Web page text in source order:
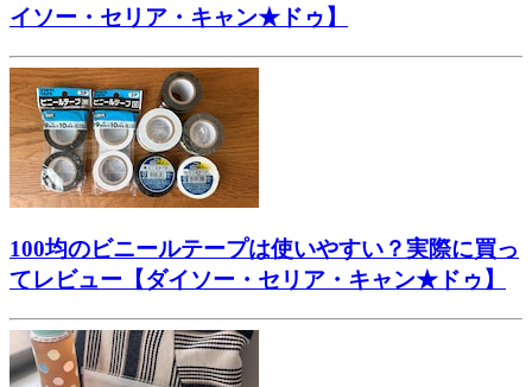
イソー・セリア・キャン★ドゥ】
100均のビニールテープは使いやすい？実際に買っ
てレビュー【ダイソー・セリア・キャン★ドゥ】